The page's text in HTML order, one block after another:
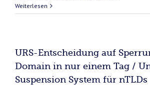
Weiterlesen
URS-Entscheidung auf
Domain in nur einem Tag /
Suspension System für nTLDs